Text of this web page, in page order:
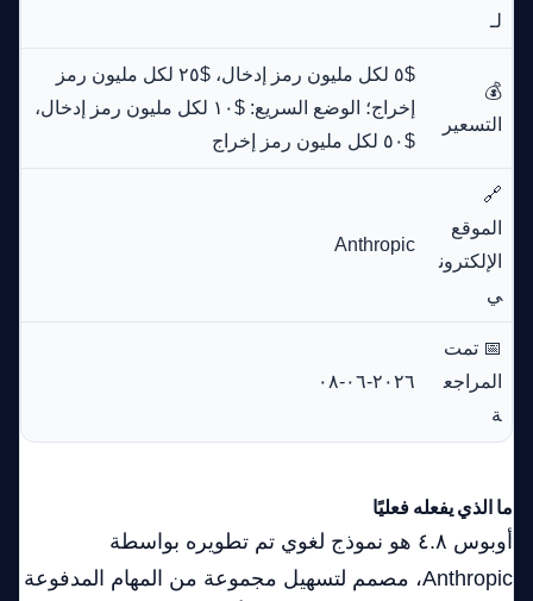
لـ
💰
التسعير
$٥ لكل مليون رمز إدخال، $٢٥ لكل مليون رمز
إخراج؛ الوضع السريع: $١٠ لكل مليون رمز إدخال،
$٥٠ لكل مليون رمز إخراج
🔗
الموقع
الإلكترون
ي
Anthropic
📅 تمت
المراجع
ة
٢٠٢٦-٠٦-٠٨
ما الذي يفعله فعليًا
أوبوس ٤.٨ هو نموذج لغوي تم تطويره بواسطة
Anthropic، مصمم لتسهيل مجموعة من المهام المدفوعة